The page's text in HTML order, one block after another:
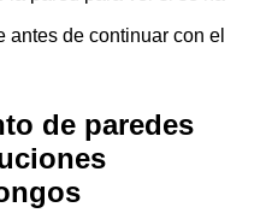
antes de continuar con el
de paredes